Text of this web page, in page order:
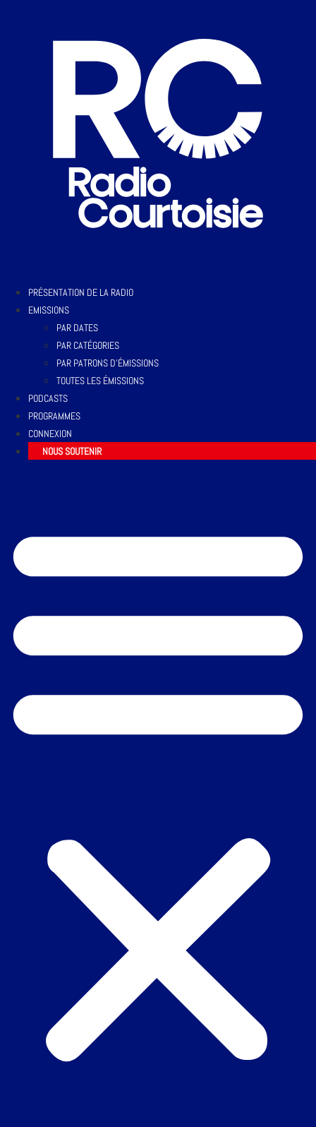
PRÉSENTATION DE LA RADIO
EMISSIONS
PAR DATES
PAR CATÉGORIES
PAR PATRONS D’ÉMISSIONS
TOUTES LES ÉMISSIONS
PODCASTS
PROGRAMMES
CONNEXION
NOUS SOUTENIR